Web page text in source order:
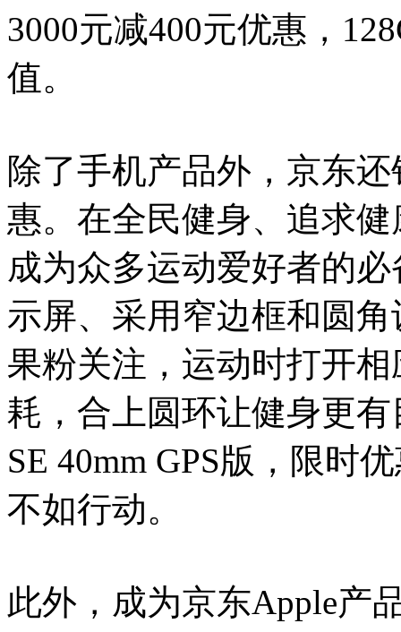
3000元减400元优惠，
值。
除了手机产品外，京东
惠。在全民健身、追求健
成为众多运动爱好者的
示屏、采用窄边框和圆角
果粉关注，运动时打开
耗，合上圆环让健身更有
SE 40mm GPS版，限时
不如行动。
此外，成为京东Apple产